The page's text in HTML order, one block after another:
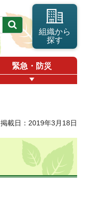
組織から
探す
緊急・防災
掲載日：2019年3月18日